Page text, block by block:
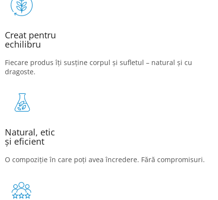
Creat pentru
echilibru
Fiecare produs îți susține corpul și sufletul – natural și cu
dragoste.
Natural, etic
și eficient
O compoziție în care poți avea încredere. Fără compromisuri.